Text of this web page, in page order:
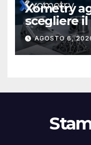
Xometry
scegliere il
produttivo
AGOSTO 6,